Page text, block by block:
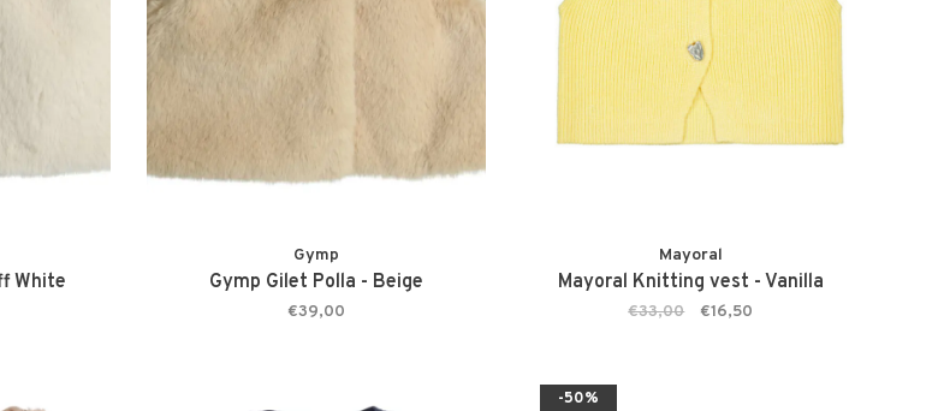
White
Gymp
Gymp Gilet Polla - Beige
€39,00
Mayoral
Mayoral Knitting vest - Vanilla
€33,00 €16,50
-50%